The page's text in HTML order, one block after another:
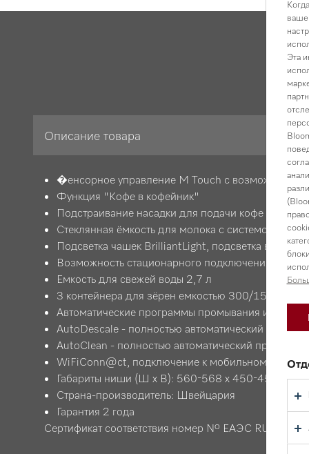
Описание товара
�енсорное управление M Touch с возможностью
Функция "Кофе в кофейник"
Подстраивание насадки для подачи кофе под
Стеклянная ёмкость для молока с системой
Подсветка чашек BrilliantLight, подсветка
Возможность стационарного подключения воды
Емкость для свежей воды 2,7 л
3 контейнера для зёрен емкостью 300/150/150
Автоматические программы промывания и
AutoDescale - полностью автоматический
AutoClean - полностью автоматический процесс
WiFiConn@ct, подключение к мобильному
Габариты ниши (Ш х В): 560-568 х 450-452 мм
Страна-производитель: Швейцария
Гарантия 2 года
Сертификат соответствия номер № ЕАЭС RU C-
Эта